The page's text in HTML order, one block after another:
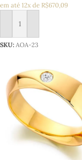
em até 12x de R$670,09
Adicionar ao carrinho
SKU:AOA-23